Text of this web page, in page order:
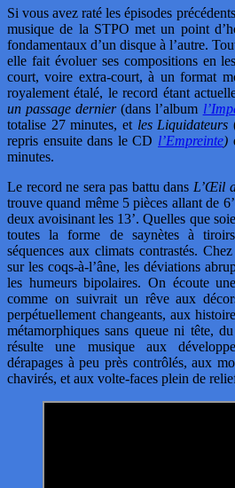
Si vous avez raté les épisodes
musique de la STPO met un point
fondamentaux d’un disque à l’autre.
elle fait évoluer ses compositions en
court, voire extra-court, à un format
royalement étalé, le record étant
un passage dernier(dans l’album
totalise 27 minutes, et les Liquidateurs
repris ensuite dans le CD l’Empreinte)
minutes.
Le record ne sera pas battu dans L’Œil
trouve quand même 5 pièces allant de
deux avoisinant les 13’. Quelles que
toutes la forme de saynètes à
séquences aux climats contrastés.
sur les coqs-à-l’âne, les déviations
les humeurs bipolaires. On écoute
comme on suivrait un rêve aux
perpétuellement changeants, aux
métamorphiques sans queue ni tête,
résulte une musique aux
dérapages à peu près contrôlés, aux
chavirés, et aux volte-faces plein de